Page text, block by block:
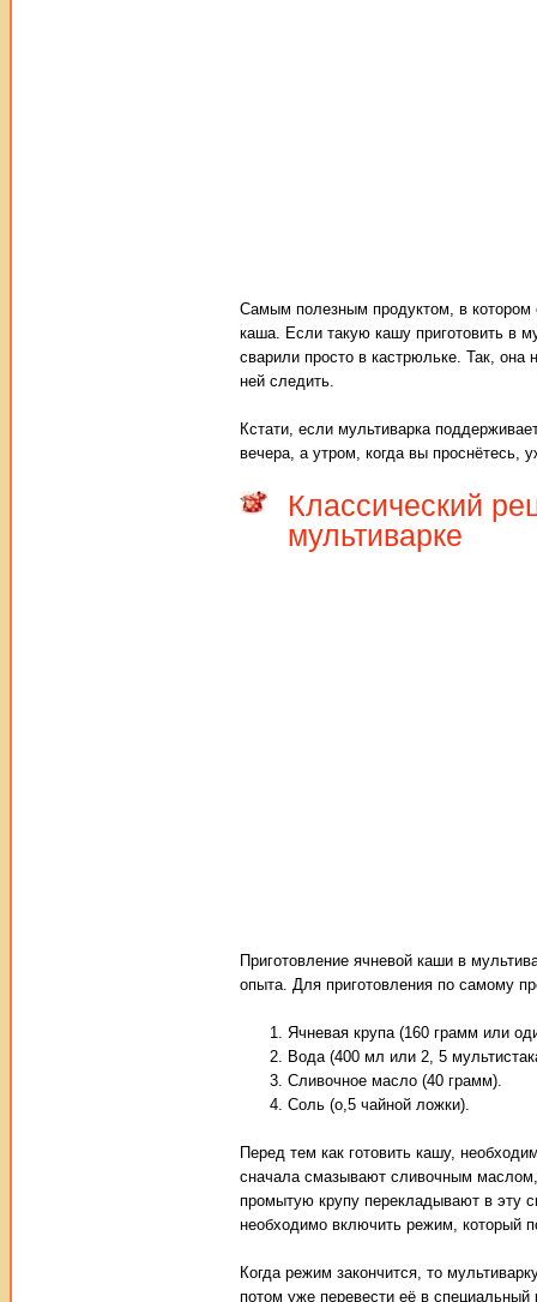
Самым полезным продуктом, в котором
каша. Если такую кашу приготовить в
сварили просто в кастрюльке. Так, она
ней следить.
Кстати, если мультиварка
вечера, а утром, когда вы проснётесь,
Классический
мультиварке
Приготовление ячневой каши в
опыта. Для приготовления по самому
Ячневая крупа (160 грамм или
Вода (400 мл или 2, 5
Сливочное масло (40 грамм).
Соль (о,5 чайной ложки).
Перед тем как готовить кашу,
сначала смазывают сливочным
промытую крупу перекладывают в эту
необходимо включить режим, который
Когда режим закончится, то
потом уже перевести её в